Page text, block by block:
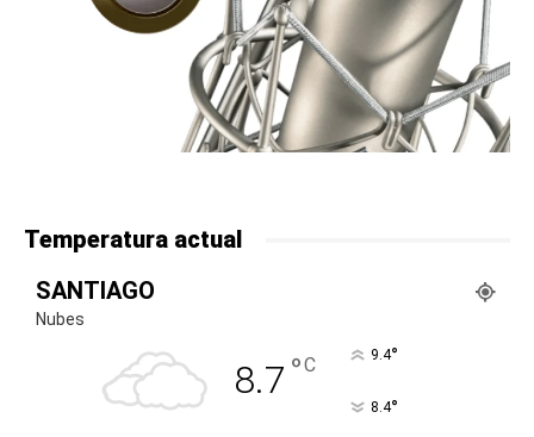
Temperatura actual
SANTIAGO
Nubes
8.7 °C 9.4°
8.4°